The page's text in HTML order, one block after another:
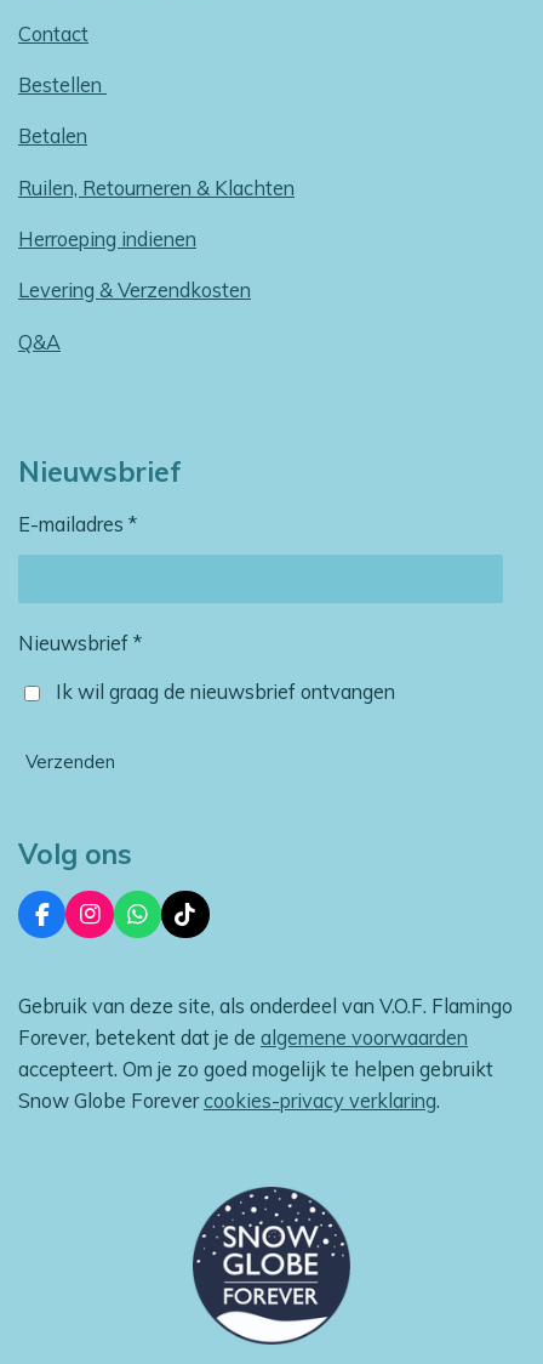
Contact
Bestellen
Betalen
Ruilen, Retourneren & Klachten
Herroeping indienen
Levering & Verzendkosten
Q&A
Nieuwsbrief
E-mailadres *
Nieuwsbrief *
Ik wil graag de nieuwsbrief ontvangen
Verzenden
Volg ons
F
a
b
o
k
I
n
a
g
r
a
m
W
h
s
A
p
T
i
o
k
Gebruik van deze site, als onderdeel van V.O.F. Flamingo
Forever, betekent dat je de algemene voorwaarden
accepteert. Om je zo goed mogelijk te helpen gebruikt
Snow Globe Forevercookies-privacy verklaring.